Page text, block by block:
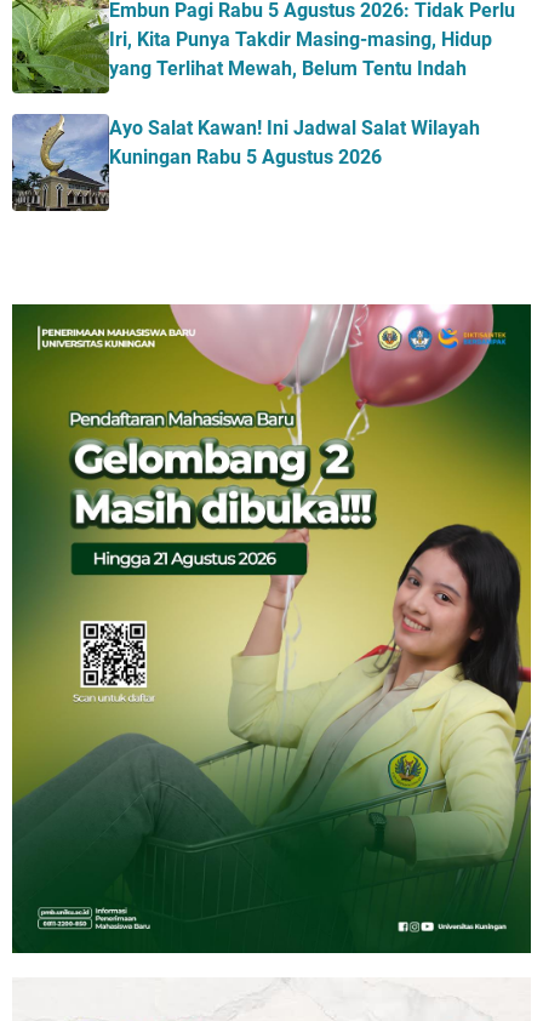
Embun Pagi Rabu 5 Agustus 2026: Tidak Perlu
Iri, Kita Punya Takdir Masing-masing, Hidup
yang Terlihat Mewah, Belum Tentu Indah
Ayo Salat Kawan! Ini Jadwal Salat Wilayah
Kuningan Rabu 5 Agustus 2026